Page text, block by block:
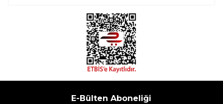
E-Bülten Aboneliği